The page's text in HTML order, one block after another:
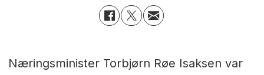
Næringsminister Torbjørn Røe Isaksen var